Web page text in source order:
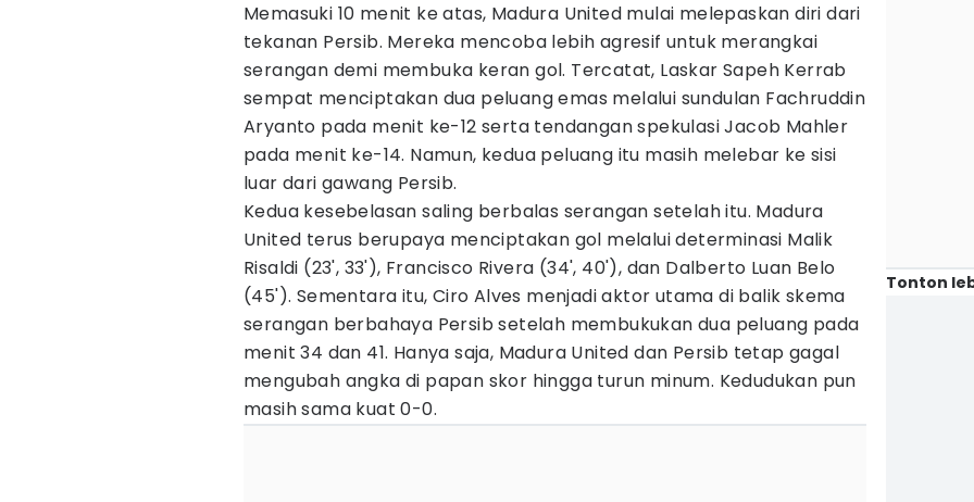
Memasuki 10 menit ke atas, Madura United mulai melepaskan diri dari
tekanan Persib. Mereka mencoba lebih agresif untuk merangkai
serangan demi membuka keran gol. Tercatat, Laskar Sapeh Kerrab
sempat menciptakan dua peluang emas melalui sundulan Fachruddin
Aryanto pada menit ke-12 serta tendangan spekulasi Jacob Mahler
pada menit ke-14. Namun, kedua peluang itu masih melebar ke sisi
luar dari gawang Persib.
Kedua kesebelasan saling berbalas serangan setelah itu. Madura
United terus berupaya menciptakan gol melalui determinasi Malik
Risaldi (23', 33'), Francisco Rivera (34', 40'), dan Dalberto Luan Belo
(45'). Sementara itu, Ciro Alves menjadi aktor utama di balik skema
serangan berbahaya Persib setelah membukukan dua peluang pada
menit 34 dan 41. Hanya saja, Madura United dan Persib tetap gagal
mengubah angka di papan skor hingga turun minum. Kedudukan pun
masih sama kuat 0-0.
Tonton